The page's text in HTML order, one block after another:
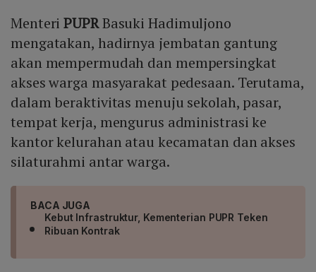
MenteriPUPRBasuki Hadimuljono
mengatakan, hadirnya jembatan gantung
akan mempermudah dan mempersingkat
akses warga masyarakat pedesaan. Terutama,
dalam beraktivitas menuju sekolah, pasar,
tempat kerja, mengurus administrasi ke
kantor kelurahan atau kecamatan dan akses
silaturahmi antar warga.
BACA JUGA
Kebut Infrastruktur, Kementerian PUPR Teken
Ribuan Kontrak